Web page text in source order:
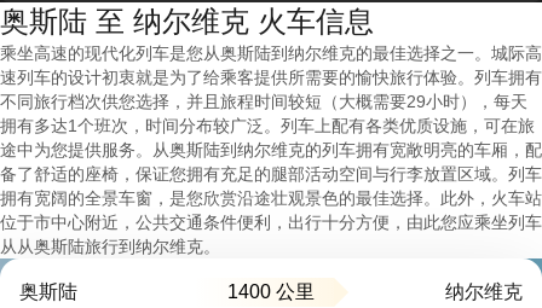
奥斯陆 至 纳尔维克 火车信息
乘坐高速的现代化列车是您从奥斯陆到纳尔维克的最佳选择之一。城际高
速列车的设计初衷就是为了给乘客提供所需要的愉快旅行体验。列车拥有
不同旅行档次供您选择，并且旅程时间较短（大概需要29小时），每天
拥有多达1个班次，时间分布较广泛。列车上配有各类优质设施，可在旅
途中为您提供服务。从奥斯陆到纳尔维克的列车拥有宽敞明亮的车厢，配
备了舒适的座椅，保证您拥有充足的腿部活动空间与行李放置区域。列车
拥有宽阔的全景车窗，是您欣赏沿途壮观景色的最佳选择。此外，火车站
位于市中心附近，公共交通条件便利，出行十分方便，由此您应乘坐列车
从从奥斯陆旅行到纳尔维克。
奥斯陆 1400 公里 纳尔维克